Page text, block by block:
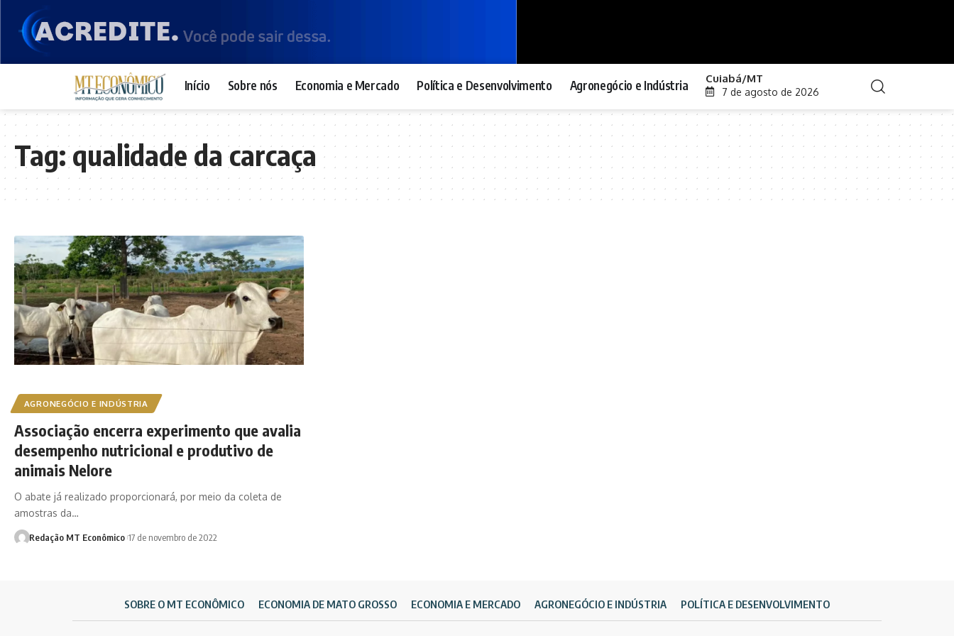
Início Sobre nós Economia e Mercado Política e Desenvolvimento Agronegócio e Indústria Cuiabá/MT
7 de agosto de 2026
Tag:qualidade da carcaça
AGRONEGÓCIO E INDÚSTRIA
Associação encerra experimento que avalia
desempenho nutricional e produtivo de
animais Nelore
O abate já realizado proporcionará, por meio da coleta de
amostras da…
Redação MT Econômico 17 de novembro de 2022
SOBRE O MT ECONÔMICO ECONOMIA DE MATO GROSSO ECONOMIA E MERCADO AGRONEGÓCIO E INDÚSTRIA POLÍTICA E DESENVOLVIMENTO